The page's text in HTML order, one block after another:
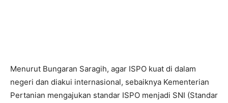
Menurut Bungaran Saragih, agar ISPO kuat di dalam
negeri dan diakui internasional, sebaiknya Kementerian
Pertanian mengajukan standar ISPO menjadi SNI (Standar